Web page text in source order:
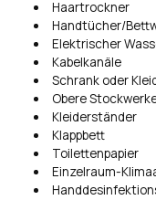
Haartrockner
Handtücher/
Elektrischer
Kabelkanäle
Schrank oder
Obere
Kleiderständer
Klappbett
Toilettenpapier
Einzelraum-